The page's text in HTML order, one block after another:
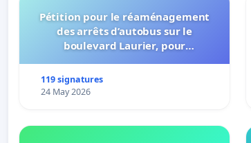
Pétition pour le réaménagement
des arrêts d’autobus sur le
boulevard Laurier, pour
connexion 805-802 à établir
119 signatures
24 May 2026